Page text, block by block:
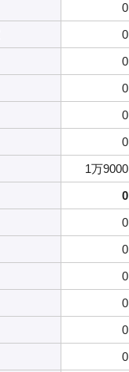
0
0
0
0
0
0
1万9000
0
0
0
0
0
0
0